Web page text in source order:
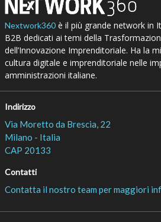
Nextwork360è il più grande network in
B2B dedicati ai temi della
dell’Innovazione Imprenditoriale. Ha la
cultura digitale e imprenditoriale nelle
amministrazioni italiane.
Indirizzo
Via Moretto da Brescia, 22
Milano - Italia
CAP 20133
Contatti
Contatta il nostro team per maggiori